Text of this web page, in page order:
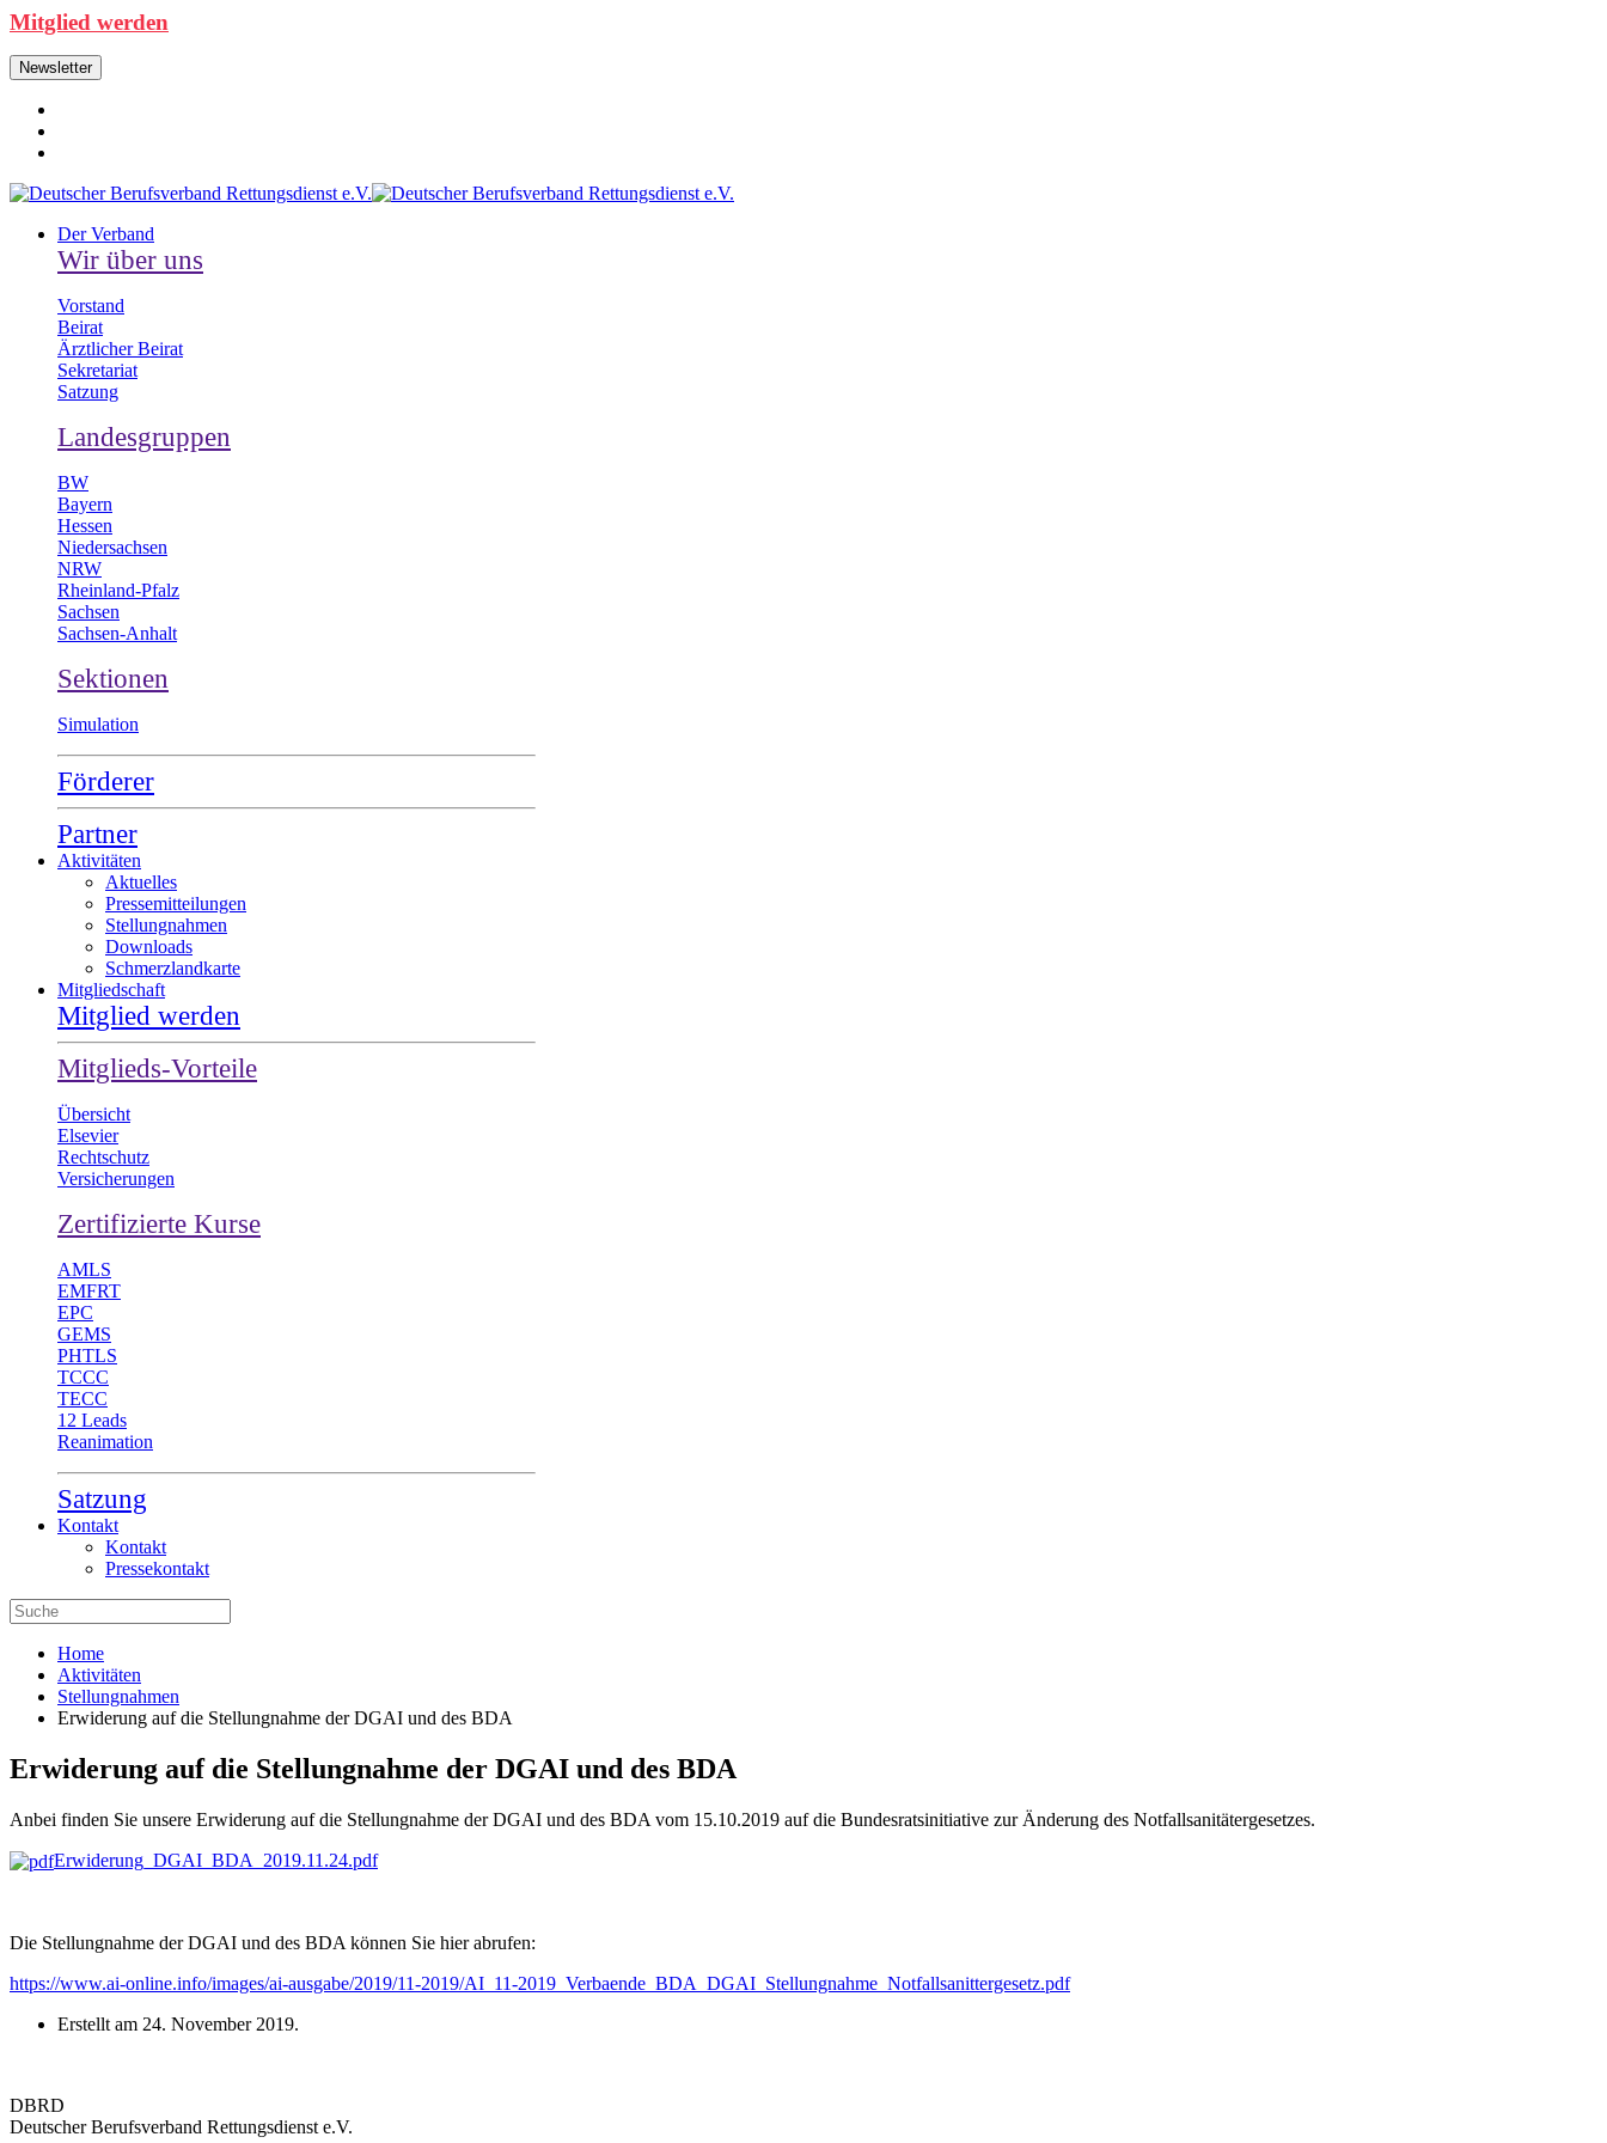
Mitglied werden
Newsletter
Der Verband
Wir über uns
Vorstand
Beirat
Ärztlicher Beirat
Sekretariat
Satzung
Landesgruppen
BW
Bayern
Hessen
Niedersachsen
NRW
Rheinland-Pfalz
Sachsen
Sachsen-Anhalt
Sektionen
Simulation
Förderer
Partner
Aktivitäten
Aktuelles
Pressemitteilungen
Stellungnahmen
Downloads
Schmerzlandkarte
Mitgliedschaft
Mitglied werden
Mitglieds-Vorteile
Übersicht
Elsevier
Rechtschutz
Versicherungen
Zertifizierte Kurse
AMLS
EMFRT
EPC
GEMS
PHTLS
TCCC
TECC
12 Leads
Reanimation
Satzung
Kontakt
Kontakt
Pressekontakt
Home
Aktivitäten
Stellungnahmen
Erwiderung auf die Stellungnahme der DGAI und des BDA
Erwiderung auf die Stellungnahme der DGAI und des BDA
Anbei finden Sie unsere Erwiderung auf die Stellungnahme der DGAI und des BDA vom 15.10.2019 auf die Bundesratsinitiative zur Änderung des Notfallsanitätergesetzes.
Erwiderung_DGAI_BDA_2019.11.24.pdf
Die Stellungnahme der DGAI und des BDA können Sie hier abrufen:
https://www.ai-online.info/images/ai-ausgabe/2019/11-2019/AI_11-2019_Verbaende_BDA_DGAI_Stellungnahme_Notfallsanittergesetz.pdf
Erstellt am 24. November 2019.
DBRD
Deutscher Berufsverband Rettungsdienst e.V.